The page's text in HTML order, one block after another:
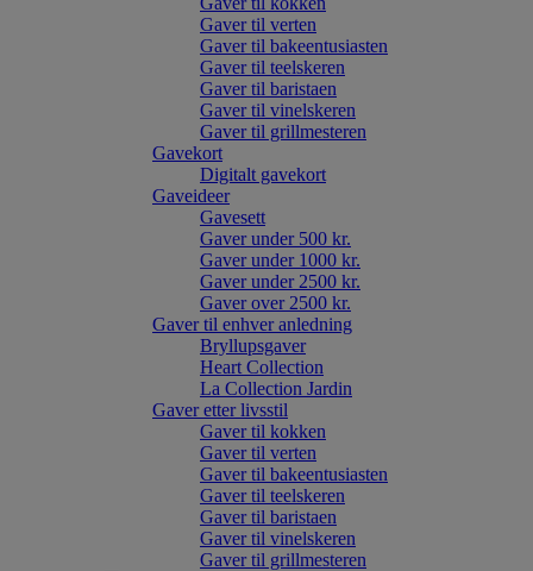
Gaver til verten
Gaver til bakeentusiasten
Gaver til teelskeren
Gaver til baristaen
Gaver til vinelskeren
Gaver til grillmesteren
Gavekort
Digitalt gavekort
Gaveideer
Gavesett
Gaver under 500 kr.
Gaver under 1000 kr.
Gaver under 2500 kr.
Gaver over 2500 kr.
Gaver til enhver anledning
Bryllupsgaver
Heart Collection
La Collection Jardin
Gaver etter livsstil
Gaver til kokken
Gaver til verten
Gaver til bakeentusiasten
Gaver til teelskeren
Gaver til baristaen
Gaver til vinelskeren
Gaver til grillmesteren